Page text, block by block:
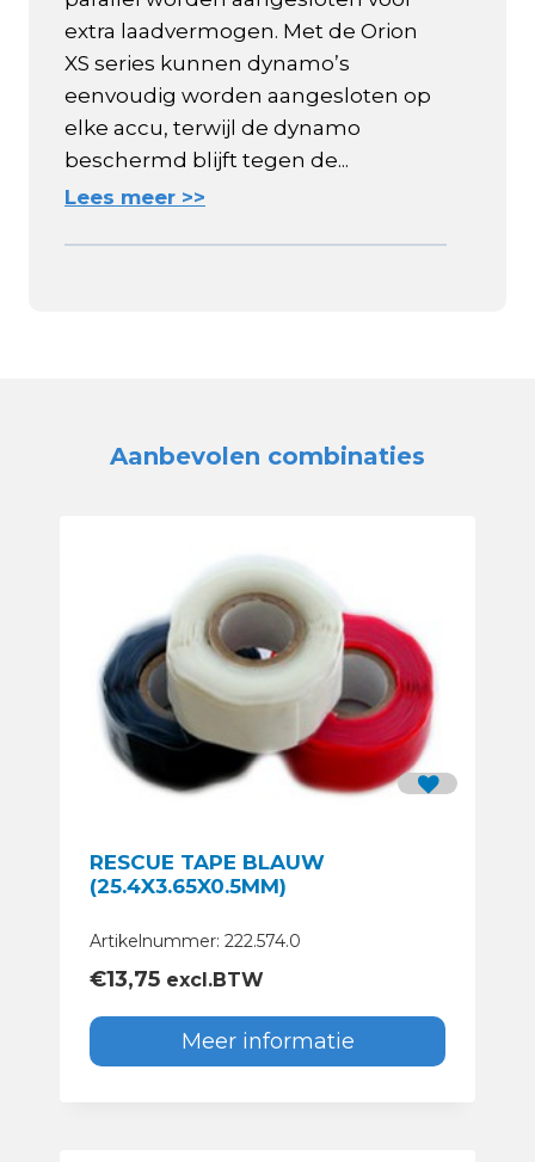
extra laadvermogen. Met de Orion
XS series kunnen dynamo’s
eenvoudig worden aangesloten op
elke accu, terwijl de dynamo
beschermd blijft tegen de...
Lees meer >>
Aanbevolen combinaties
RESCUE TAPE BLAUW
(25.4X3.65X0.5MM)
Artikelnummer: 222.574.0
€13,75 excl.BTW
Meer informatie